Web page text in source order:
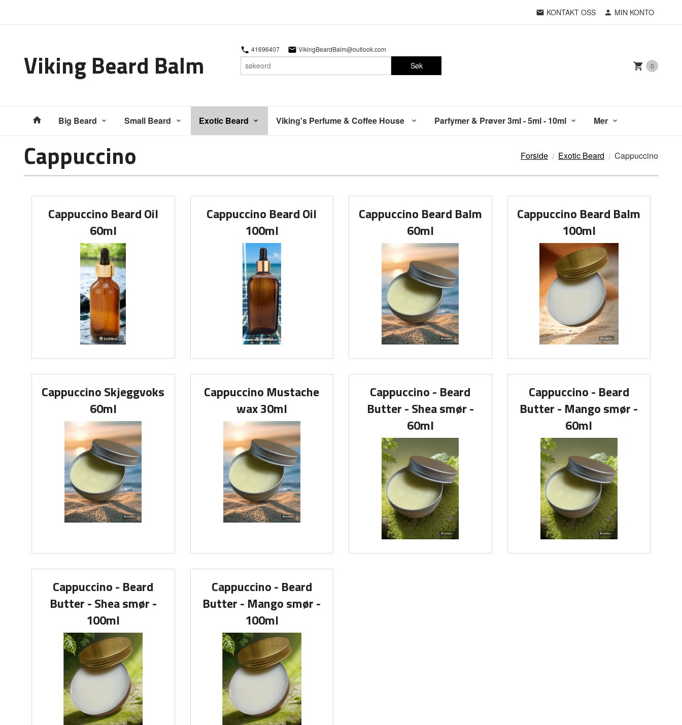
KONTAKT OSS MIN KONTO
Viking Beard Balm 41696407 VikingBeardBalm@outlook.com
Søk 0
Produkter
Big Beard Small Beard Exotic Beard Viking's Perfume & Coffee House Parfymer & Prøver 3ml - 5ml - 10ml Mer
Forside Exotic Beard Cappuccino
Cappuccino
Cappuccino Beard Oil
60ml
Cappuccino Beard Oil
100ml
Cappuccino Beard Balm
60ml
Cappuccino Beard Balm
100ml
Cappuccino Skjeggvoks
60ml
Cappuccino Mustache
wax 30ml
Cappuccino - Beard
Butter - Shea smør -
60ml
Cappuccino - Beard
Butter - Mango smør -
60ml
Cappuccino - Beard
Butter - Shea smør -
100ml
Cappuccino - Beard
Butter - Mango smør -
100ml